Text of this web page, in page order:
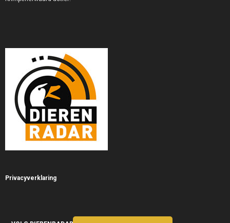
Privacyverklaring